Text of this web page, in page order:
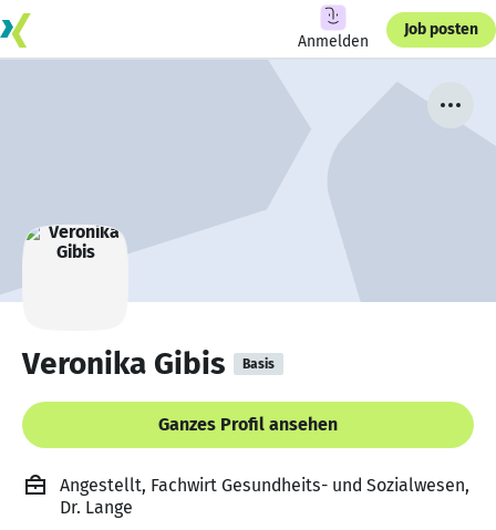
Anmelden
Job posten
Veronika Gibis Basis
Ganzes Profil ansehen
Angestellt, Fachwirt Gesundheits- und Sozialwesen,
Dr. Lange